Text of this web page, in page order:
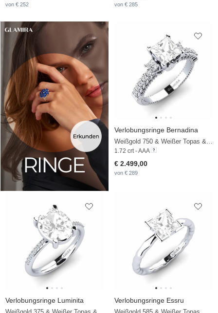
von € 252 von € 285
Verlobungsringe Bernadina
Weißgold 750 & Weißer Topas & Diamant
1.72 crt - AAA
€ 2.499,00
von € 289
Verlobungsringe Luminita Verlobungsringe Essru